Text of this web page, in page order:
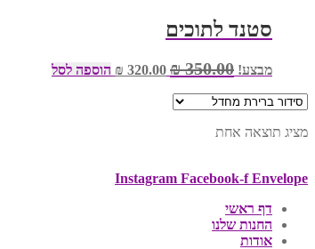
סטנד לתוכים
מבצע! ₪350.00
המחיר
המקורי
₪ 320.00
המחיר
הנוכחי
הוספה לסל
מציג תוצאה אחת
Instagram Facebook-f Envelope
דף ראשי
החנות שלנו
אודות